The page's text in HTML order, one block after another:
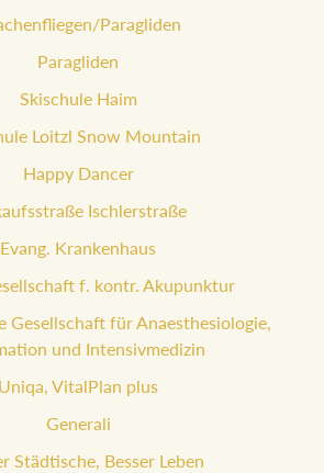
Paragliden
Paragliden
Skischule Haim
Loitzl Snow Mountain
Happy Dancer
Ischlerstraße
Evang. Krankenhaus
f. kontr. Akupunktur
Gesellschaft für Anaesthesiologie,
und Intensivmedizin
Uniqa, VitalPlan plus
Generali
Städtische, Besser Leben